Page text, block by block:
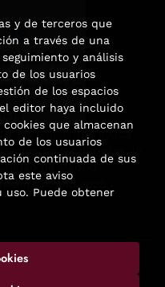
ha recibido una ayuda
de las librerías de
de Madrid
al año 2025.
los Derechos Reservados |
y de terceros que
a través de una
y análisis
de los usuarios
de los espacios
editor haya incluido
que almacenan
de los usuarios
continuada de sus
este aviso
uso. Puede obtener